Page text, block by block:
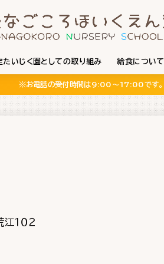
たいじく園としての取り組み 給食について
※お電話の受付時間は9:00〜17:00です。
１０２